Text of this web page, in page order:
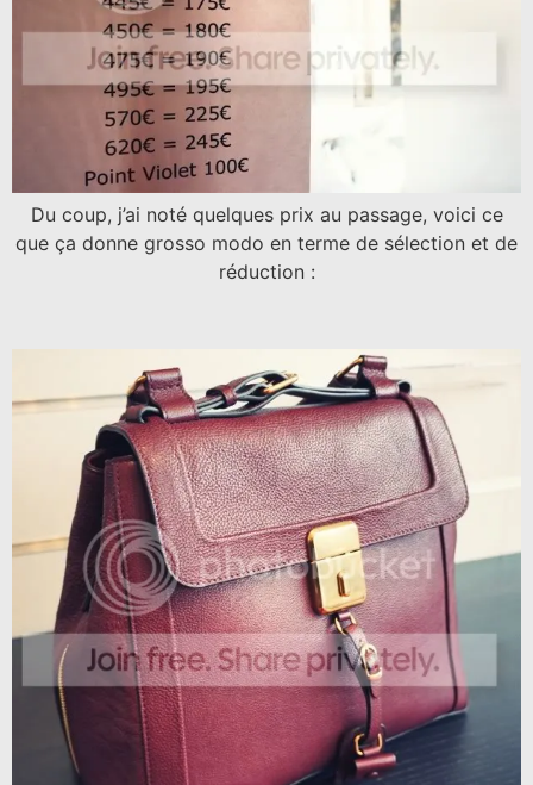
Du coup, j’ai noté quelques prix au passage, voici ce
que ça donne grosso modo en terme de sélection et de
réduction :